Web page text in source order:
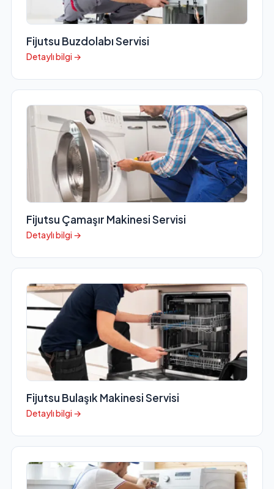
Fijutsu Buzdolabı Servisi
Detaylı bilgi →
Fijutsu Çamaşır Makinesi Servisi
Detaylı bilgi →
Fijutsu Bulaşık Makinesi Servisi
Detaylı bilgi →